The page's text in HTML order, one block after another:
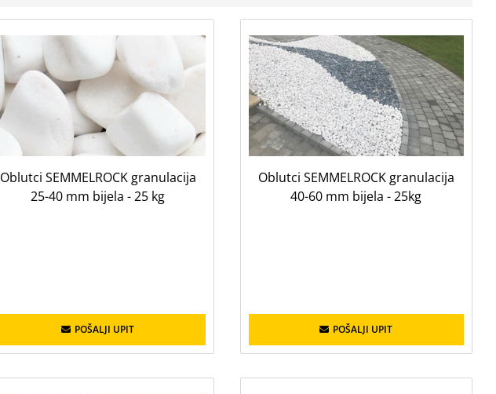
Oblutci SEMMELROCK granulacija
25-40 mm bijela - 25 kg
POŠALJI UPIT
Oblutci SEMMELROCK granulacija
40-60 mm bijela - 25kg
POŠALJI UPIT